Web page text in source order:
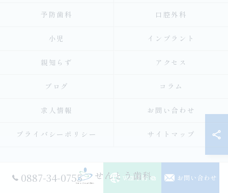
0887-34-0755 WEB予約 お問い合わせ
予防歯科 口腔外科
小児 インプラント
親知らず アクセス
ブログ コラム
求人情報 お問い合わせ
プライバシーポリシー サイトマップ